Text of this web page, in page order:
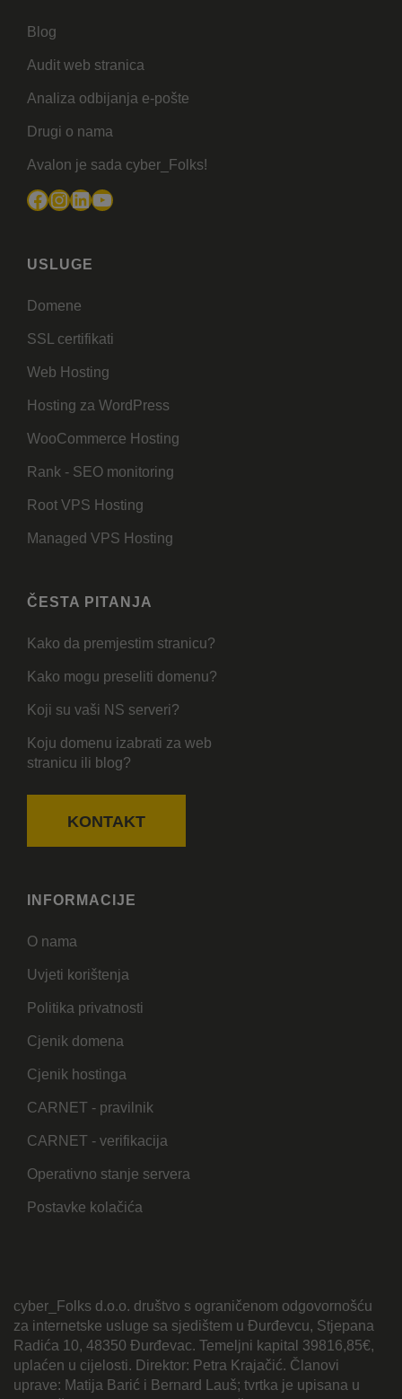
Blog
Audit web stranica
Analiza odbijanja e-pošte
Drugi o nama
Avalon je sada cyber_Folks!
Facebook
Instagram
LinkedIn
YouTube
USLUGE
Domene
SSL certifikati
Web Hosting
Hosting za WordPress
WooCommerce Hosting
Rank - SEO monitoring
Root VPS Hosting
Managed VPS Hosting
ČESTA PITANJA
Kako da premjestim stranicu?
Kako mogu preseliti domenu?
Koji su vaši NS serveri?
Koju domenu izabrati za web
stranicu ili blog?
KONTAKT
INFORMACIJE
O nama
Uvjeti korištenja
Politika privatnosti
Cjenik domena
Cjenik hostinga
CARNET - pravilnik
CARNET - verifikacija
Operativno stanje servera
Postavke kolačića
cyber_Folks d.o.o. društvo s ograničenom odgovornošću
za internetske usluge sa sjedištem u Đurđevcu, Stjepana
Radića 10, 48350 Đurđevac. Temeljni kapital 39816,85€,
uplaćen u cijelosti. Direktor: Petra Krajačić. Članovi
uprave: Matija Barić i Bernard Lauš; tvrtka je upisana u